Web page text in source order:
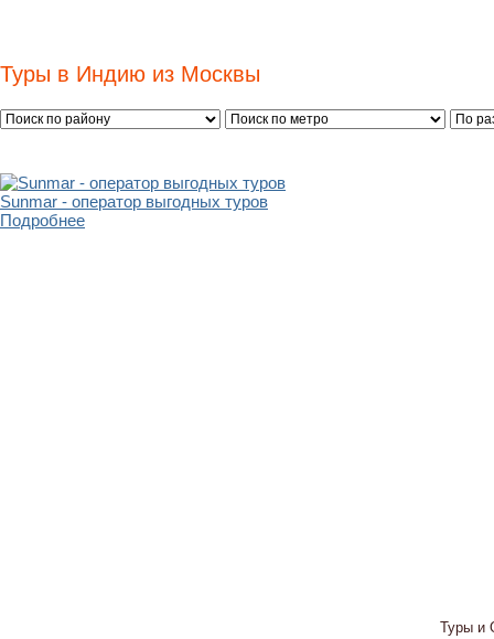
Туры в Индию из Москвы
Sunmar - оператор выгодных туров
Подробнее
Туры и